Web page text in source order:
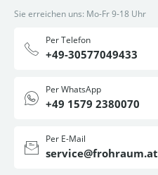
Sie erreichen uns: Mo-Fr 9-18 Uhr
Per Telefon
+49-30577049433
Per WhatsApp
+49 1579 2380070
Per E-Mail
service@frohraum.at